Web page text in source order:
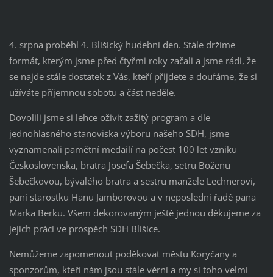
4. srpna proběhl 4. Blišický hudební den. Stále držíme
formát, kterým jsme před čtyřmi roky začali a jsme rádi, že
se najde stále dostatek z Vás, kteří přijdete a doufáme, že si
užíváte příjemnou sobotu a část neděle.
Dovolili jsme si lehce oživit zažitý program a dle
jednohlasného stanoviska výboru našeho SDH, jsme
vyznamenali pamětní medailí na počest 100 let vzniku
Československa, bratra Josefa Šebečka, setru Boženu
Šebečkovou, bývalého bratra a sestru manžele Lechnerovi,
paní starostku Hanu Jamborovou a v neposlední řadě pana
Marka Berku. Všem dekorovaným ještě jednou děkujeme za
jejich práci ve prospěch SDH Blišice.
Nemůžeme zapomenout poděkovat městu Koryčany a
sponzorům, kteří nám jsou stále věrní a my si toho velmi